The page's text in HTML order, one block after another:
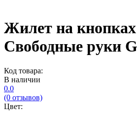
Жилет на кнопках
Свободные руки
Код товара:
В наличии
0.0
(0 отзывов)
Цвет: